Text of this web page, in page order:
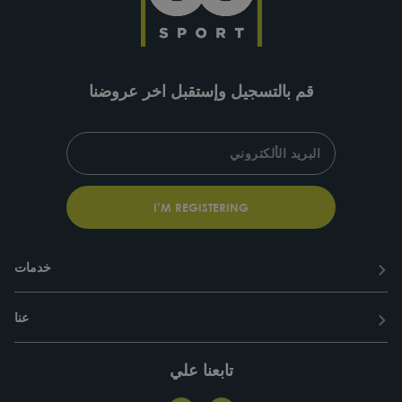
قم بالتسجيل وإستقبل اخر عروضنا
SUBSCRIBE
I’M REGISTERING
خدمات
عنا
تابعنا علي